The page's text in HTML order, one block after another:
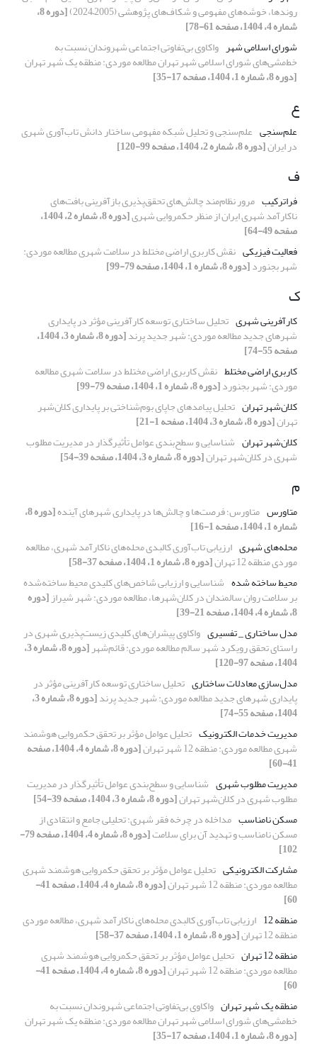
روندها، خوشه‌های مفهومی و شکاف‌های پژوهشی (2005–2024) [دوره 8،
شماره 4، 1404، صفحه 61-78]
شورای اسلامی شهر واکاوی بی‌تفاوتی اجتماعی شهروندان نسبت به
خط‌مشی‌های شورای اسلامی شهر تهران مطالعه موردی: منطقه یک شهر تهران
[دوره 8، شماره 1، 1404، صفحه 17-35]
ع
علم‌سنجی علم‌سنجی و تحلیل شبکه مفهومی ساختار دانش تاب‌آوری شهری
در ایران[دوره 8، شماره 2، 1404، صفحه 99-120]
ف
فراترکیب مرور نظام‌مند چالش‌های تحقق‌پذیری بازآفرینی بافت‌های
ناکارآمد شهری ایران از منظر حکمروایی شهری [دوره 8، شماره 2، 1404،
صفحه 49-64]
فعالیت فیزیکی نقش کاربری اراضی مختلط در سلامت شهری مطالعه موردی:
شهر بجنورد[دوره 8، شماره 1، 1404، صفحه 79-99]
ک
کارآفرینی شهری تحلیل ساختاری توسعه کارآفرینی مؤثر در پایداری
شهرهای جدید مطالعه موردی: شهر جدید پرند [دوره 8، شماره 3، 1404،
صفحه 55-74]
کاربری اراضی مختلط نقش کاربری اراضی مختلط در سلامت شهری مطالعه
موردی: شهر بجنورد[دوره 8، شماره 1، 1404، صفحه 79-99]
کلان‌شهر تهران تحلیل پیامدهای جاپای بوم‌شناختی بر پایداری کلان‌شهر
تهران[دوره 8، شماره 3، 1404، صفحه 1-21]
کلان‌شهر تهران شناسایی و سطح‌بندی عوامل تأثیرگذار در مدیریت مطلوب
شهری در کلان‌شهر تهران[دوره 8، شماره 3، 1404، صفحه 39-54]
م
متاورس متاورس؛ فرصت‌ها و چالش‌ها در پایداری شهرهای آینده [دوره 8،
شماره 1، 1404، صفحه 1-16]
محله‌های شهری ارزیابی تاب‌آوری کالبدی محله‌های ناکارآمد شهری، مطالعه
موردی منطقه 12 تهران
[دوره 8، شماره 1، 1404، صفحه 37-58]
محیط ساخته شده شناسایی و ارزیابی شاخص‌های کلیدی محیط ساخته‌شده
بر سلامت روان سالمندان در کلان‌شهرها، مطالعه موردی: شهر شیراز[دوره
8، شماره 4، 1404، صفحه 21-39]
مدل ساختاری _ تفسیری واکاوی پیشران‌های کلیدی زیست‌پذیری شهری در
راستای تحقق رویکرد شهر سالم مطالعه موردی: قائم‌شهر [دوره 8، شماره 3،
1404، صفحه 97-120]
مدل‌سازی معادلات ساختاری تحلیل ساختاری توسعه کارآفرینی مؤثر در
پایداری شهرهای جدید مطالعه موردی: شهر جدید پرند [دوره 8، شماره 3،
1404، صفحه 55-74]
مدیریت خدمات الکترونیک تحلیل عوامل مؤثر بر تحقق حکمروایی هوشمند
شهری مطالعه موردی: منطقه 12 شهر تهران [دوره 8، شماره 4، 1404، صفحه
41-60]
مدیریت مطلوب شهری شناسایی و سطح‌بندی عوامل تأثیرگذار در مدیریت
مطلوب شهری در کلان‌شهر تهران[دوره 8، شماره 3، 1404، صفحه 39-54]
مسکن نامناسب مداخله در چرخه فقر شهری: تحلیلی جامع و انتقادی از
مسکن نامناسب و تهدید آن برای سلامت [دوره 8، شماره 4، 1404، صفحه 79-
102]
مشارکت الکترونیکی تحلیل عوامل مؤثر بر تحقق حکمروایی هوشمند شهری
مطالعه موردی: منطقه 12 شهر تهران [دوره 8، شماره 4، 1404، صفحه 41-
60]
منطقه 12
ارزیابی تاب‌آوری کالبدی محله‌های ناکارآمد شهری، مطالعه موردی
منطقه 12 تهران
[دوره 8، شماره 1، 1404، صفحه 37-58]
منطقه 12 تهران
تحلیل عوامل مؤثر بر تحقق حکمروایی هوشمند شهری
مطالعه موردی: منطقه 12 شهر تهران [دوره 8، شماره 4، 1404، صفحه 41-
60]
منطقه یک شهر تهران واکاوی بی‌تفاوتی اجتماعی شهروندان نسبت به
خط‌مشی‌های شورای اسلامی شهر تهران مطالعه موردی: منطقه یک شهر تهران
[دوره 8، شماره 1، 1404، صفحه 17-35]